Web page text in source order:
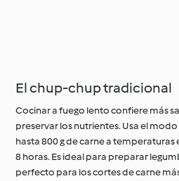
El chup-chup tradicional
Cocinar a fuego lento confiere más
preservar los nutrientes. Usa el
hasta 800 g de carne a temperaturas
8 horas. Es ideal para preparar
perfecto para los cortes de carne